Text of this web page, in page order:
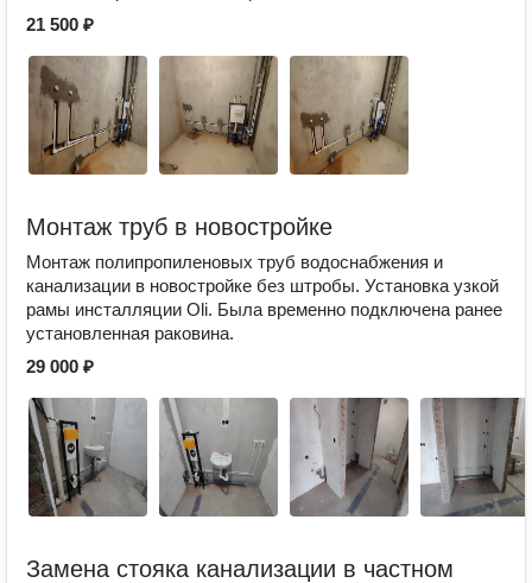
21 500 ₽
Монтаж труб в новостройке
Монтаж полипропиленовых труб водоснабжения и
канализации в новостройке без штробы. Установка узкой
рамы инсталляции Oli. Была временно подключена ранее
установленная раковина.
29 000 ₽
Замена стояка канализации в частном